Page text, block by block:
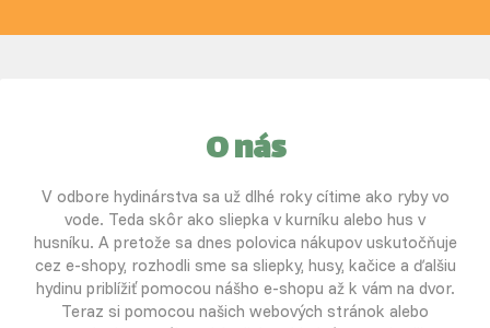
O nás
V odbore hydinárstva sa už dlhé roky cítime ako ryby vo
vode. Teda skôr ako sliepka v kurníku alebo hus v
husníku. A pretože sa dnes polovica nákupov uskutočňuje
cez e-shopy, rozhodli sme sa sliepky, husy, kačice a ďalšiu
hydinu priblížiť pomocou nášho e-shopu až k vám na dvor.
Teraz si pomocou našich webových stránok alebo